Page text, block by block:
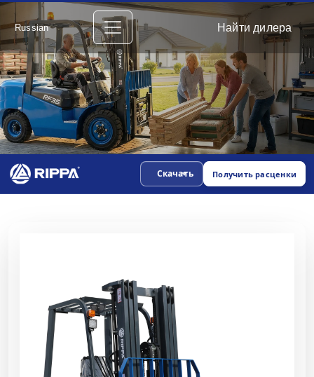
Russian Найти дилера
Скачать Получить расценки